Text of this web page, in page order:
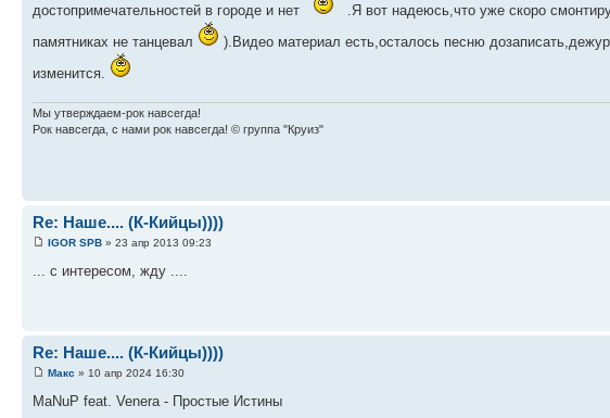
достопримечательностей в городе и нет
.Я вот надеюсь,что уже скоро
памятниках не танцевал
).Видео материал есть,осталось песню
изменится.
Мы утверждаем-рок навсегда!
Рок навсегда, с нами рок навсегда! © группа "Круиз"
Re: Наше.... (К-Кийцы))))
IGOR SPB » 23 апр 2013 09:23
... с интересом, жду ....
Re: Наше.... (К-Кийцы))))
Макс » 10 апр 2024 16:30
MaNuP feat. Venera - Простые Истины